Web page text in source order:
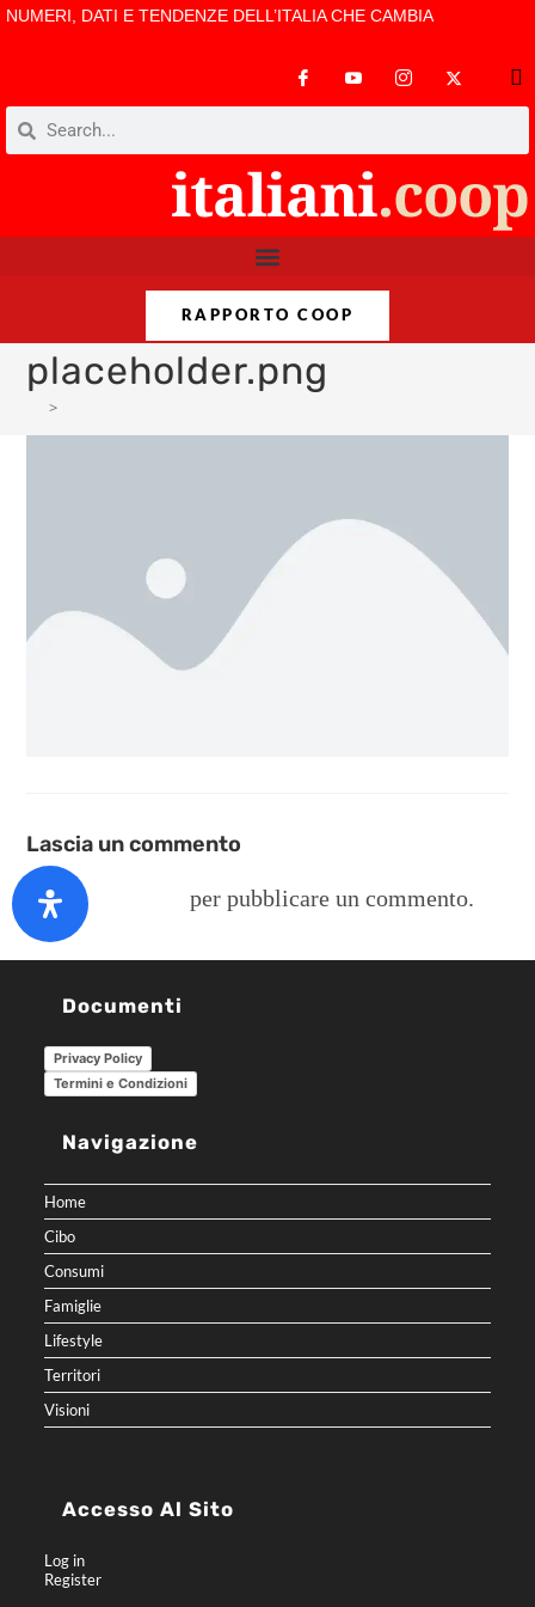
NUMERI, DATI E TENDENZE DELL’ITALIA CHE CAMBIA
RAPPORTO COOP
placeholder.png
>
Lascia un commento
Devi connetterti per pubblicare un commento.
Documenti
Privacy Policy
Termini e Condizioni
Navigazione
Home
Cibo
Consumi
Famiglie
Lifestyle
Territori
Visioni
Accesso Al Sito
Log in
Register